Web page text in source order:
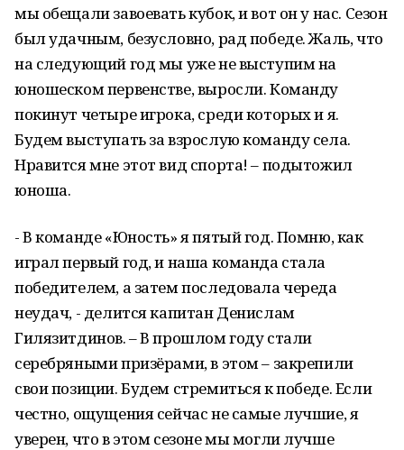
мы обещали завоевать кубок, и вот он у нас. Сезон
был удачным, безусловно, рад победе. Жаль, что
на следующий год мы уже не выступим на
юношеском первенстве, выросли. Команду
покинут четыре игрока, среди которых и я.
Будем выступать за взрослую команду села.
Нравится мне этот вид спорта! – подытожил
юноша.
- В команде «Юность» я пятый год. Помню, как
играл первый год, и наша команда стала
победителем, а затем последовала череда
неудач, - делится капитан Денислам
Гилязитдинов. – В прошлом году стали
серебряными призёрами, в этом – закрепили
свои позиции. Будем стремиться к победе. Если
честно, ощущения сейчас не самые лучшие, я
уверен, что в этом сезоне мы могли лучше